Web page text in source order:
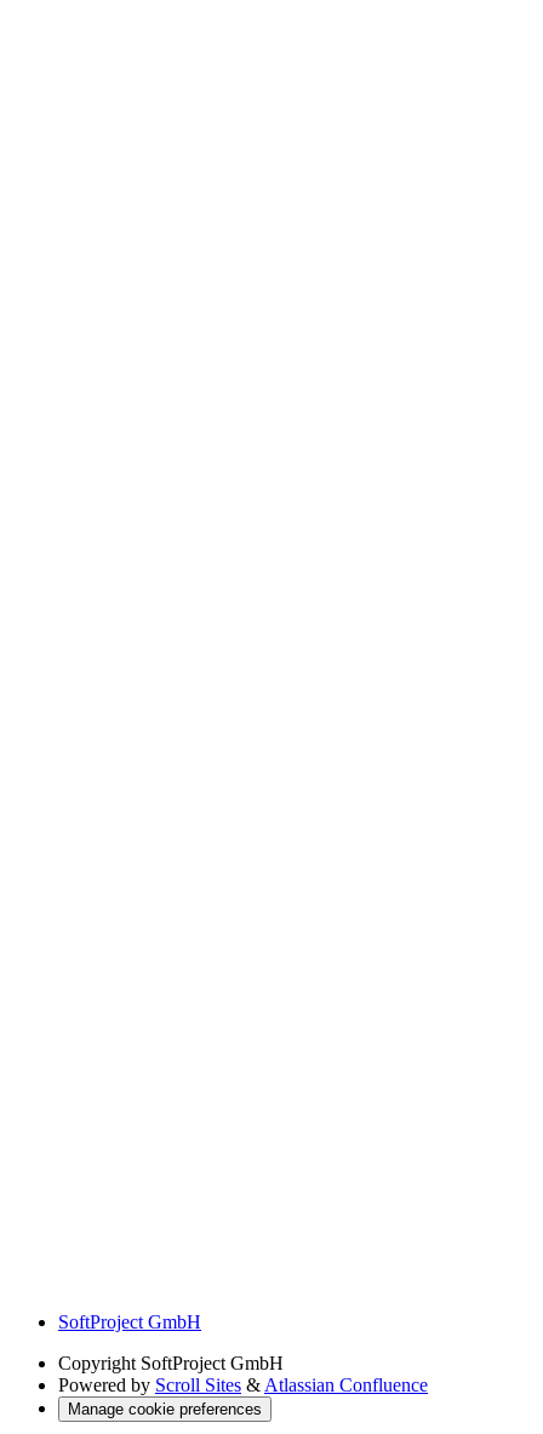
SoftProject GmbH
Copyright SoftProject GmbH
Powered by Scroll Sites & Atlassian Confluence
Manage cookie preferences